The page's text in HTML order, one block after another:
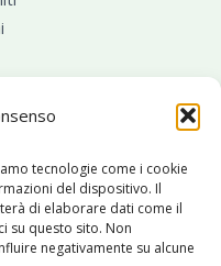
tecnologie come i cookie
del dispositivo. Il
di elaborare dati come il
su questo sito. Non
negativamente su alcune